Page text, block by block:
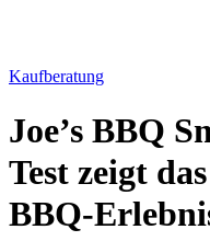
Kaufberatung
Joe’s BBQ
Test zeigt
BBQ-